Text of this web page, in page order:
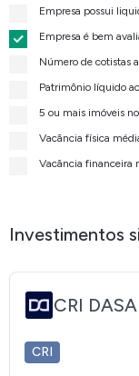
Empresa possui
Empresa é bem
Número de cotistas
Patrimônio líquido
5 ou mais imóveis
Vacância física
Vacância financeira
Investimentos
CRI
CRI